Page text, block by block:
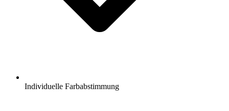
Individuelle Farbabstimmung